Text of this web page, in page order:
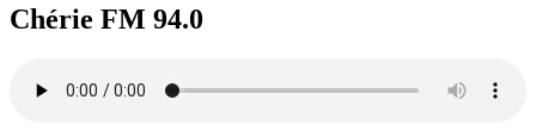
Chérie FM 94.0